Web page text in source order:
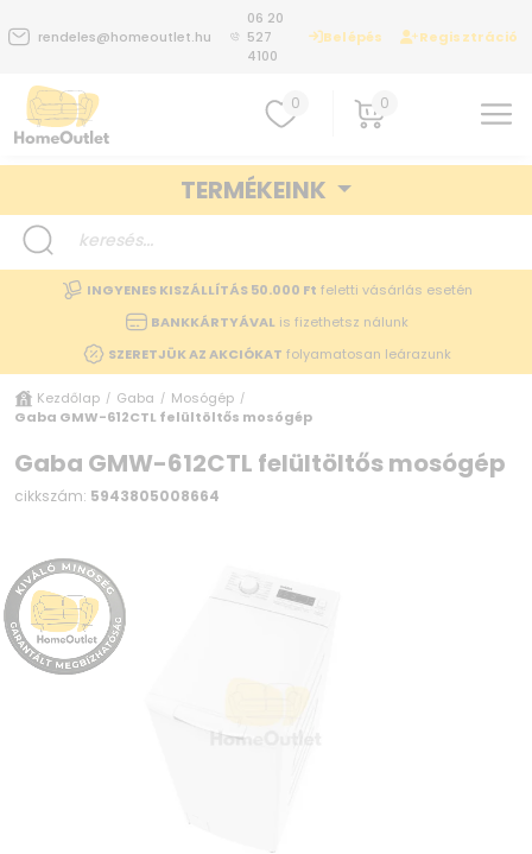
rendeles@homeoutlet.hu
06 20
527
4100
Belépés Regisztráció
0 0
TERMÉKEINK
INGYENES KISZÁLLÍTÁS 50.000 Ft feletti vásárlás esetén
BANKKÁRTYÁVALis fizethetsz nálunk
SZERETJÜK AZ AKCIÓKAT folyamatosan leárazunk
Kezdőlap / Gaba / Mosógép /
Gaba GMW-612CTL felültöltős mosógép
Gaba GMW-612CTL felültöltős mosógép
cikkszám: 5943805008664